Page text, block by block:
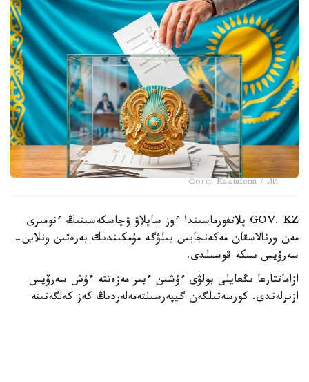
Фото: Kazinform / ИИ
GOV. KZ پلاتفورماسىندا ءوز سايلاۋ ۋچاسكەسىنىڭ ءنومىرى
مەن ورنالاسقان مەكەنجايىن بىلۋگە مۇمكىندىك بەرەتىن ونلاين-
سەرۆيس ىسكە قوسىلدى.
ازاماتتارعا ىڭعايلى بولۋى ءۇشىن ءبىر مەزەتتە ءۇش سەرۆيس
ازىرلەندى. كورسەتىلگەن گيپەرسىلتەمەلەردىڭ كەز كەلگەنىنە